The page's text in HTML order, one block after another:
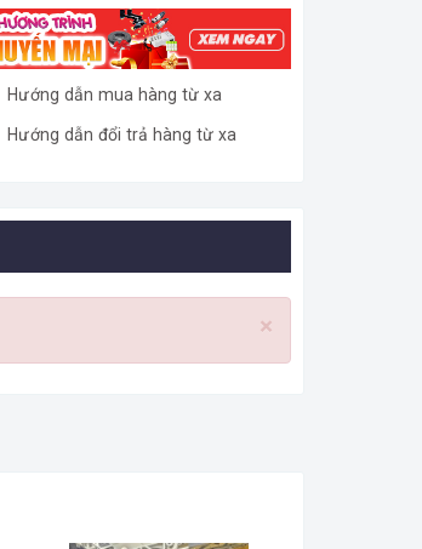
Hướng dẫn mua hàng từ xa
Hướng dẫn đổi trả hàng từ xa
×